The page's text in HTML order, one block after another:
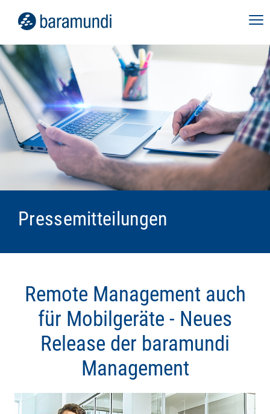
Pressemitteilungen
Remote Management auch
für Mobilgeräte - Neues
Release der baramundi
Management